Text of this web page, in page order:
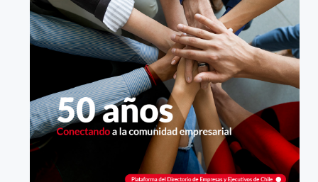
Servicios de seguridad privada prestados
por independientes